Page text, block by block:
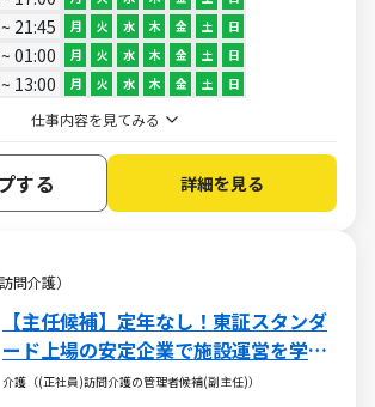
21:45 月 火 水 木 金 土 日
01:00 月 火 水 木 金 土 日
13:00 月 火 水 木 金 土 日
仕事内容を見てみる
する 詳細を見る
問介護）
【主任候補】定年なし！東証スタンダ
ード上場の安定企業で施設運営を学ぶ
◎キャリアUP応援
介護（(正社員)訪問介護の管理者候補(副主任)）